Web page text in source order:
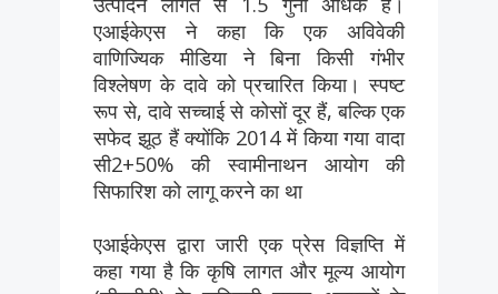
एआईकेएस ने कहा कि एक अविवेकी
वाणिज्यिक मीडिया ने बिना किसी गंभीर
विश्लेषण के दावे को प्रचारित किया। स्पष्ट
रूप से, दावे सच्चाई से कोसों दूर हैं, बल्कि एक
सफेद झूठ हैं क्योंकि 2014 में किया गया वादा
सी2+50% की स्वामीनाथन आयोग की
सिफारिश को लागू करने का था
एआईकेएस द्वारा जारी एक प्रेस विज्ञप्ति में
कहा गया है कि कृषि लागत और मूल्य आयोग